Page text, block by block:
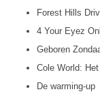
Forest Hills
4 Your Eyez
Geboren
Cole World:
De warming-up